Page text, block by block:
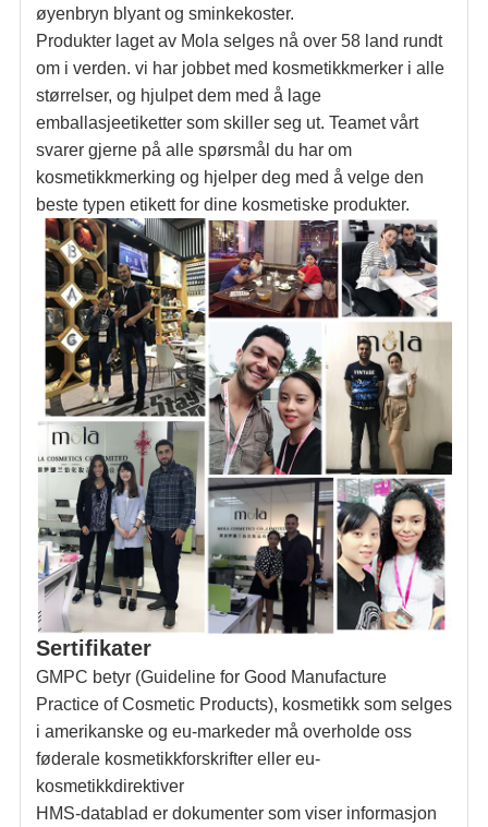
øyenbryn blyant og sminkekoster.
Produkter laget av Mola selges nå over 58 land rundt
om i verden. vi har jobbet med kosmetikkmerker i alle
størrelser, og hjulpet dem med å lage
emballasjeetiketter som skiller seg ut. Teamet vårt
svarer gjerne på alle spørsmål du har om
kosmetikkmerking og hjelper deg med å velge den
beste typen etikett for dine kosmetiske produkter.
Sertifikater
GMPC betyr (Guideline for Good Manufacture
Practice of Cosmetic Products), kosmetikk som selges
i amerikanske og eu-markeder må overholde oss
føderale kosmetikkforskrifter eller eu-
kosmetikkdirektiver
HMS-datablad er dokumenter som viser informasjon